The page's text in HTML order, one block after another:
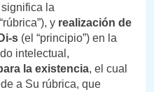
significa la
y realización de
s (el “principio”) en la
intelectual,
la existencia, el cual
a Su rúbrica, que